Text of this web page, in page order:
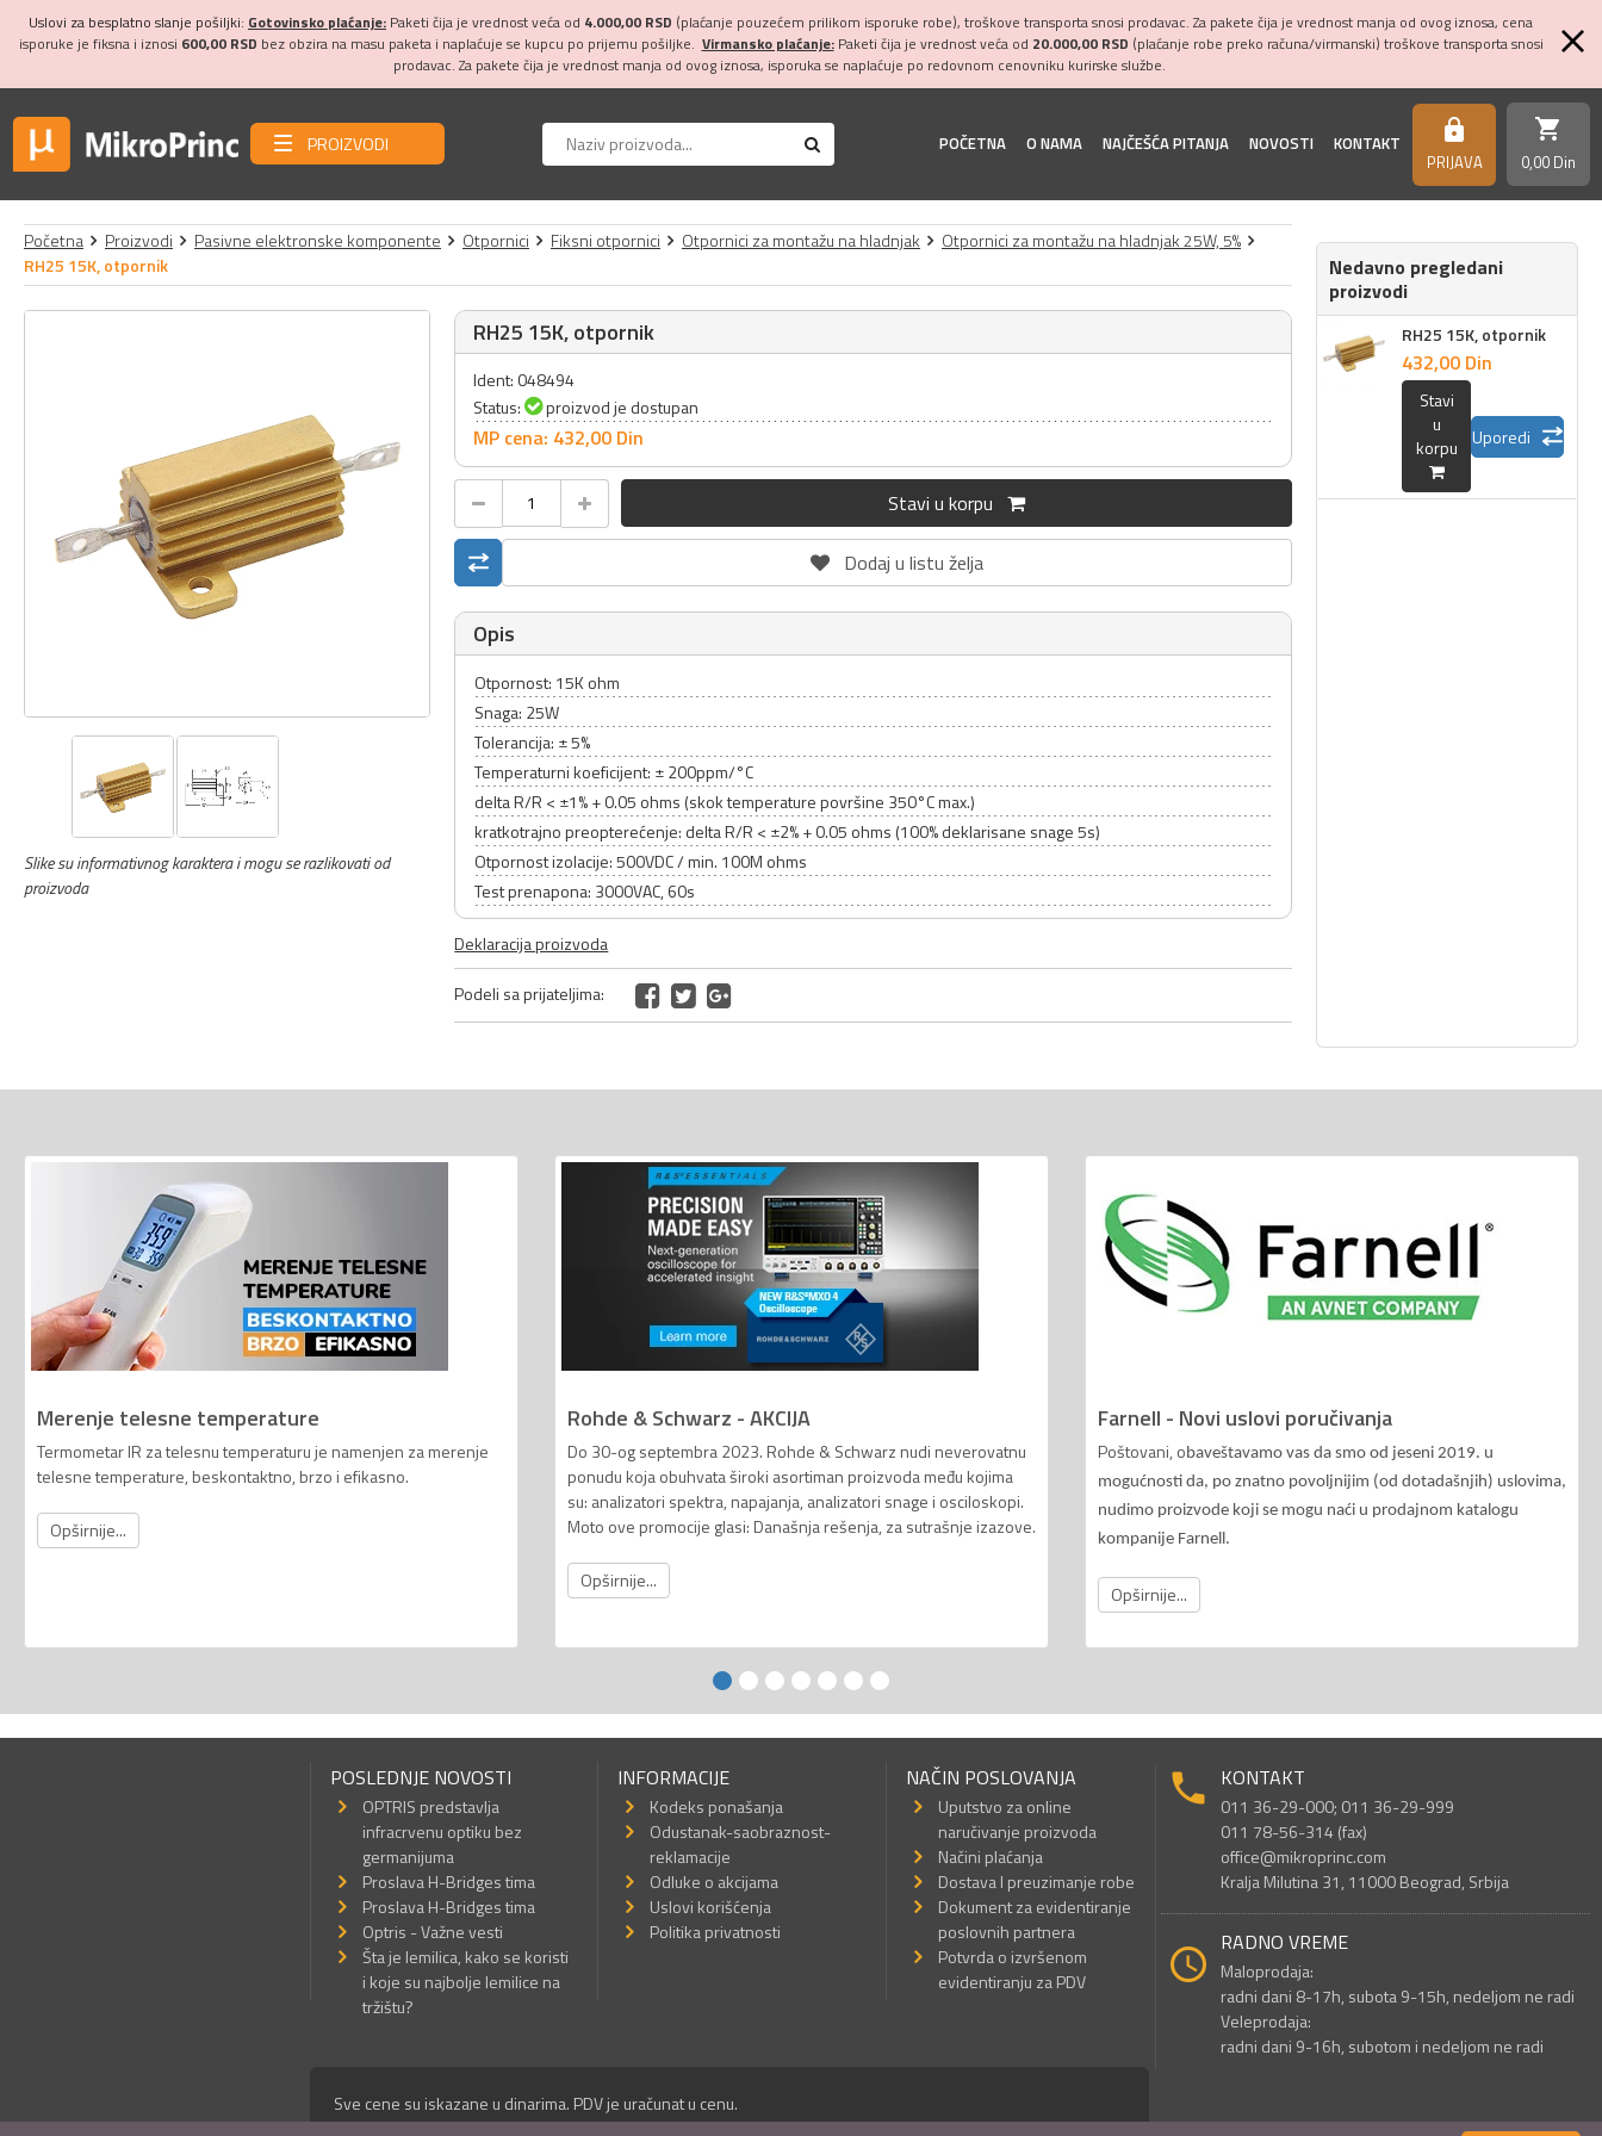
Uslovi za besplatno slanje pošiljki: Gotovinsko plaćanje: Paketi čija je vrednost veća od 4.000,00 RSD (plaćanje pouzećem prilikom isporuke robe), troškove transporta snosi prodavac. Za pakete čija je vrednost manja od ovog iznosa, cena
isporuke je fiksna i iznosi 600,00 RSD bez obzira na masu paketa i naplaćuje se kupcu po prijemu pošiljke. Virmansko plaćanje:Paketi čija je vrednost veća od 20.000,00 RSD (plaćanje robe preko računa/virmanski) troškove transporta snosi
prodavac. Za pakete čija je vrednost manja od ovog iznosa, isporuka se naplaćuje po redovnom cenovniku kurirske službe.
PROIZVODI POČETNA O NAMA NAJČEŠĆA PITANJA NOVOSTI KONTAKT https
PRIJAVA
shopping_cart
0,00 Din
Početna Proizvodi Pasivne elektronske komponente Otpornici Fiksni otpornici Otpornici za montažu na hladnjak
Otpornici za montažu na hladnjak 25W, 5%
RH25 15K, otpornik
Slike su informativnog karaktera i mogu se razlikovati od
proizvoda
RH25 15K, otpornik
Ident: 048494
Status:
proizvod je dostupan
MP cena: 432,00 Din
Stavi u korpu
Dodaj u listu želja
Opis
Otpornost: 15K ohm
Snaga: 25W
Tolerancija: ± 5%
Temperaturni koeficijent: ± 200ppm/°C
delta R/R < ±1% + 0.05 ohms (skok temperature površine 350°C max.)
kratkotrajno preopterećenje: delta R/R < ±2% + 0.05 ohms (100% deklarisane snage 5s)
Otpornost izolacije: 500VDC / min. 100M ohms
Test prenapona: 3000VAC, 60s
Deklaracija proizvoda
Podeli sa prijateljima:
Nedavno pregledani
proizvodi
RH25 15K, otpornik
432,00 Din
Stavi
u
korpu
Uporedi
Merenje telesne temperature
Termometar IR za telesnu temperaturu je namenjen za merenje
telesne temperature, beskontaktno, brzo i efikasno.
Opširnije...
Rohde & Schwarz - AKCIJA
Do 30-og septembra 2023. Rohde & Schwarz nudi neverovatnu
ponudu koja obuhvata široki asortiman proizvoda među kojima
su: analizatori spektra, napajanja, analizatori snage i osciloskopi.
Moto ove promocije glasi: Današnja rešenja, za sutrašnje izazove.
Opširnije...
Farnell - Novi uslovi poručivanja
Poštovani, o baveštavamo vas da smo od jeseni 2019. u
mogućnosti da, po znatno povoljnijim (od dotadašnjih) uslovima,
nudimo proizvode koji se mogu naći u prodajnom katalogu
kompanije Farnell.
Opširnije...
POSLEDNJE NOVOSTI
OPTRIS predstavlja
infracrvenu optiku bez
germanijuma
Proslava H-Bridges tima
Proslava H-Bridges tima
Optris - Važne vesti
Šta je lemilica, kako se koristi
i koje su najbolje lemilice na
tržištu?
INFORMACIJE
Kodeks ponašanja
Odustanak-saobraznost-
reklamacije
Odluke o akcijama
Uslovi korišćenja
Politika privatnosti
NAČIN POSLOVANJA
Uputstvo za online
naručivanje proizvoda
Načini plaćanja
Dostava I preuzimanje robe
Dokument za evidentiranje
poslovnih partnera
Potvrda o izvršenom
evidentiranju za PDV
KONTAKT
011 36-29-000; 011 36-29-999
011 78-56-314 (fax)
office@mikroprinc.com
Kralja Milutina 31, 11000 Beograd, Srbija
RADNO VREME
Maloprodaja:
radni dani 8-17h, subota 9-15h, nedeljom ne radi
Veleprodaja:
radni dani 9-16h, subotom i nedeljom ne radi
Sve cene su iskazane u dinarima. PDV je uračunat u cenu.
© Mikro Princ 1999 - 2026. Sva prava su zadržana.